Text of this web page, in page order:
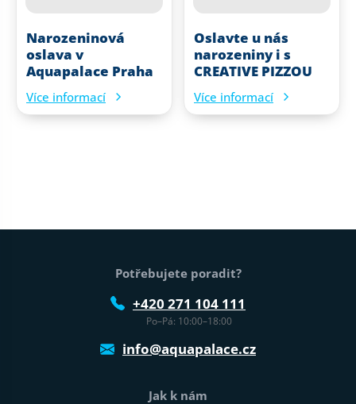
Narozeninová
oslava v
Aquapalace Praha
Více informací
Oslavte u nás
narozeniny i s
CREATIVE PIZZOU
Více informací
Patička webu
Potřebujete poradit?
+420 271 104 111
Po–Pá: 10:00–18:00
info@aquapalace.cz
Jak k nám